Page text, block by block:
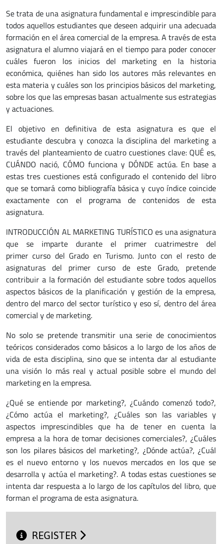
Se trata de una asignatura fundamental e imprescindible para
todos aquellos estudiantes que deseen adquirir una adecuada
formación en el área comercial de la empresa. A través de esta
asignatura el alumno viajará en el tiempo para poder conocer
cuáles fueron los inicios del marketing en la historia
económica, quiénes han sido los autores más relevantes en
esta materia y cuáles son los principios básicos del marketing,
sobre los que las empresas basan actualmente sus estrategias
y actuaciones.
El objetivo en definitiva de esta asignatura es que el
estudiante descubra y conozca la disciplina del marketing a
través del planteamiento de cuatro cuestiones clave: QUÉ es,
CUÁNDO nació, CÓMO funciona y DÓNDE actúa. En base a
estas tres cuestiones está configurado el contenido del libro
que se tomará como bibliografía básica y cuyo índice coincide
exactamente con el programa de contenidos de esta
asignatura.
INTRODUCCIÓN AL MARKETING TURÍSTICO es una asignatura
que se imparte durante el primer cuatrimestre del
primer curso del Grado en Turismo. Junto con el resto de
asignaturas del primer curso de este Grado, pretende
contribuir a la formación del estudiante sobre todos aquellos
aspectos básicos de la planificación y gestión de la empresa,
dentro del marco del sector turístico y eso sí, dentro del área
comercial y de marketing.
No solo se pretende transmitir una serie de conocimientos
teóricos considerados como básicos a lo largo de los años de
vida de esta disciplina, sino que se intenta dar al estudiante
una visión lo más real y actual posible sobre el mundo del
marketing en la empresa.
¿Qué se entiende por marketing?, ¿Cuándo comenzó todo?,
¿Cómo actúa el marketing?, ¿Cuáles son las variables y
aspectos imprescindibles que ha de tener en cuenta la
empresa a la hora de tomar decisiones comerciales?, ¿Cuáles
son los pilares básicos del marketing?, ¿Dónde actúa?, ¿Cuál
es el nuevo entorno y los nuevos mercados en los que se
desarrolla y actúa el marketing?. A todas estas cuestiones se
intenta dar respuesta a lo largo de los capítulos del libro, que
forman el programa de esta asignatura.
REGISTER